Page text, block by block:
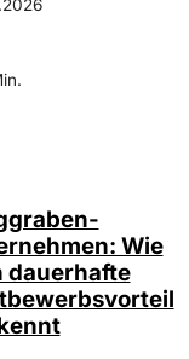
Wie
dauerhafte